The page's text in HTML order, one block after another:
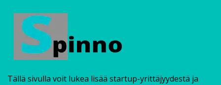
Tällä sivulla voit lukea lisää startup-yrittäjyydestä ja